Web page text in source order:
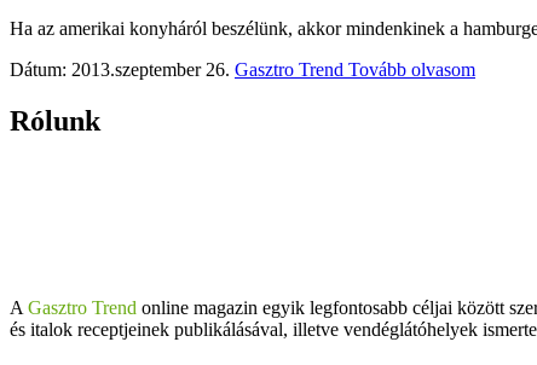
Ha az amerikai konyháról beszélünk, akkor mindenkinek a
Dátum: 2013.szeptember 26. Gasztro Trend Tovább olvasom
Rólunk
A Gasztro Trend online magazin egyik legfontosabb céljai között
és italok receptjeinek publikálásával, illetve vendéglátóhelyek